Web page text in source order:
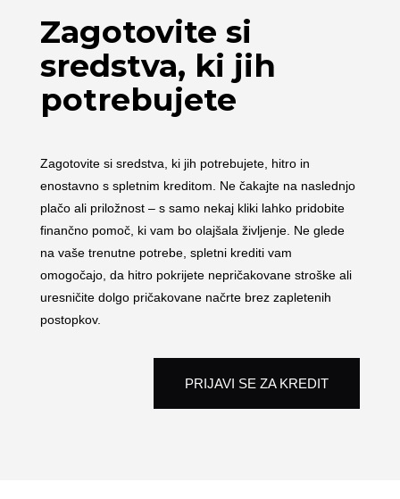
Zagotovite si
sredstva, ki jih
potrebujete
Zagotovite si sredstva, ki jih potrebujete, hitro in
enostavno s spletnim kreditom. Ne čakajte na naslednjo
plačo ali priložnost – s samo nekaj kliki lahko pridobite
finančno pomoč, ki vam bo olajšala življenje. Ne glede
na vaše trenutne potrebe, spletni krediti vam
omogočajo, da hitro pokrijete nepričakovane stroške ali
uresničite dolgo pričakovane načrte brez zapletenih
postopkov.
PRIJAVI SE ZA KREDIT